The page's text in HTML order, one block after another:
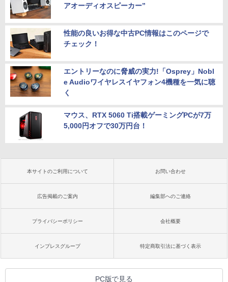
アオーディオスピーカー”
性能の良いお得な中古PC情報はこのページで
チェック！
エントリーなのに脅威の実力!「Osprey」Nobl
e Audioワイヤレスイヤフォン4機種を一気に聴
く
マウス、RTX 5060 Ti搭載ゲーミングPCが7万
5,000円オフで30万円台！
本サイトのご利用について お問い合わせ
広告掲載のご案内 編集部へのご連絡
プライバシーポリシー 会社概要
インプレスグループ 特定商取引法に基づく表示
PC版で見る